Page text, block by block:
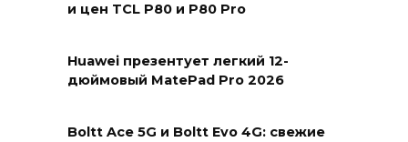
и цен TCL P80 и P80 Pro
Huawei презентует легкий 12-
дюймовый MatePad Pro 2026
Boltt Ace 5G и Boltt Evo 4G: свежие